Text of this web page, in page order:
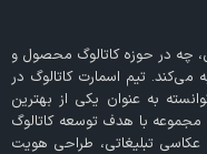
، چه در حوزه کاتالوگ محصول و
می‌کند. تیم اسمارت کاتالوگ در
به عنوان یکی از بهترین
با هدف توسعه کاتالوگ
عکاسی تبلیغاتی، طراحی هویت